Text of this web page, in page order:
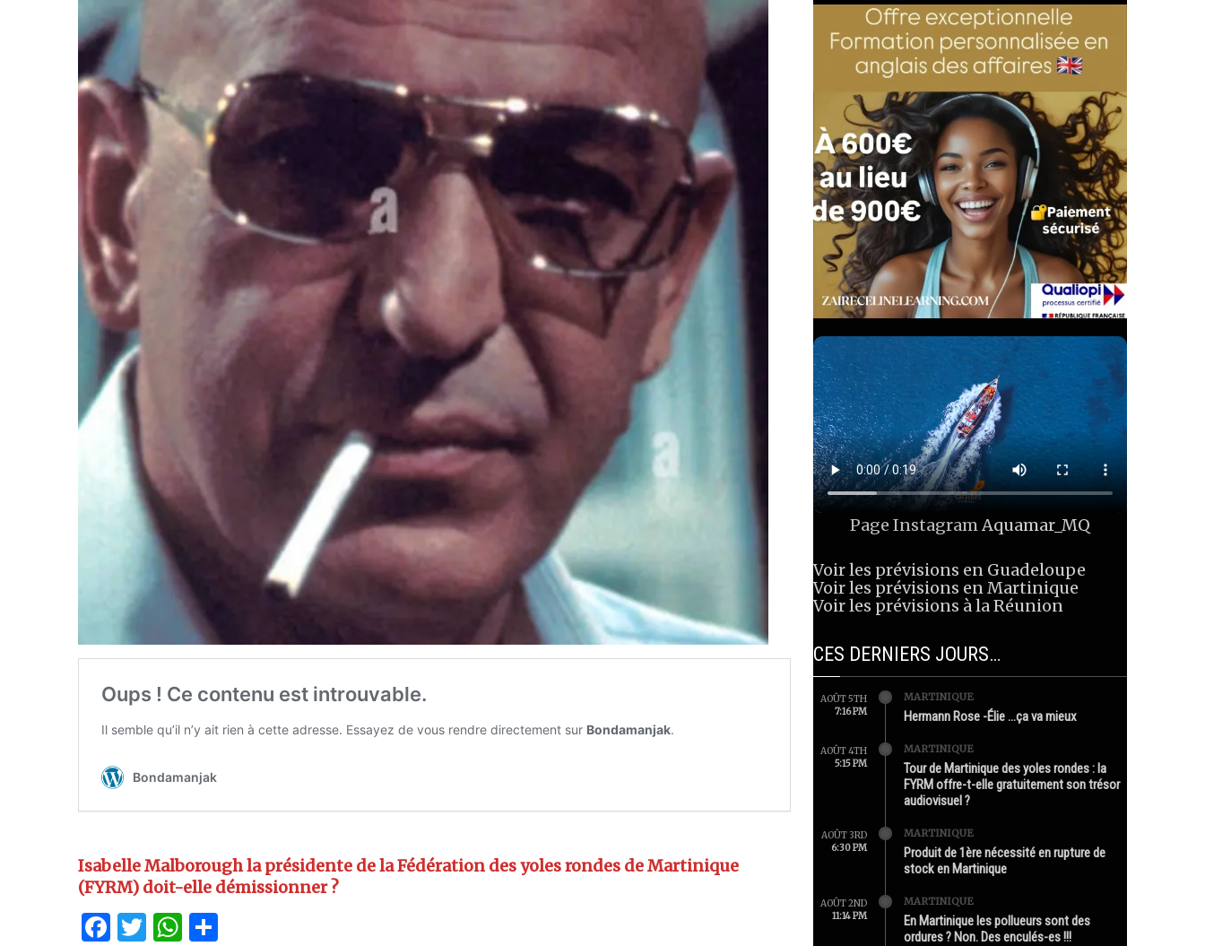
Isabelle Malborough la présidente de la Fédération des yoles rondes de Martinique
(FYRM) doit-elle démissionner ?
Facebook
Twitter
WhatsApp
Page InstagramAquamar_MQ
Voir les prévisions en Guadeloupe
Voir les prévisions en Martinique
Voir les prévisions à la Réunion
CES DERNIERS JOURS…
AOÛT 5TH
7:16 PM
MARTINIQUE
Hermann Rose -Élie …ça va mieux
AOÛT 4TH
5:15 PM
MARTINIQUE
Tour de Martinique des yoles rondes : la
FYRM offre-t-elle gratuitement son trésor
audiovisuel ?
AOÛT 3RD
6:30 PM
MARTINIQUE
Produit de 1ère nécessité en rupture de
stock en Martinique
AOÛT 2ND
11:14 PM
MARTINIQUE
En Martinique les pollueurs sont des
ordures ? Non. Des enculés-es !!!